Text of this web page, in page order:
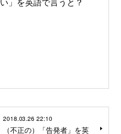
2018.03.26 22:10
（不正の）「告発者」を英